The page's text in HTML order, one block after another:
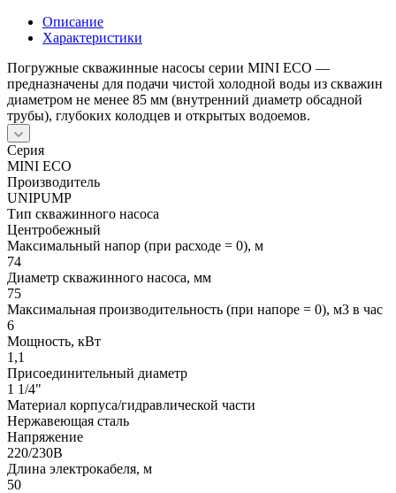
Описание
Характеристики
Погружные скважинные насосы серии MINI ЕСО —
предназначены для подачи чистой холодной воды из скважин
диаметром не менее 85 мм (внутренний диаметр обсадной
трубы), глубоких колодцев и открытых водоемов.
Серия
MINI ЕСО
Производитель
UNIPUMP
Тип скважинного насоса
Центробежный
Максимальный напор (при расходе = 0), м
74
Диаметр скважинного насоса, мм
75
Максимальная производительность (при напоре = 0), м3 в час
6
Мощность, кВт
1,1
Присоединительный диаметр
1 1/4"
Материал корпуса/гидравлической части
Нержавеющая сталь
Напряжение
220/230В
Длина электрокабеля, м
50